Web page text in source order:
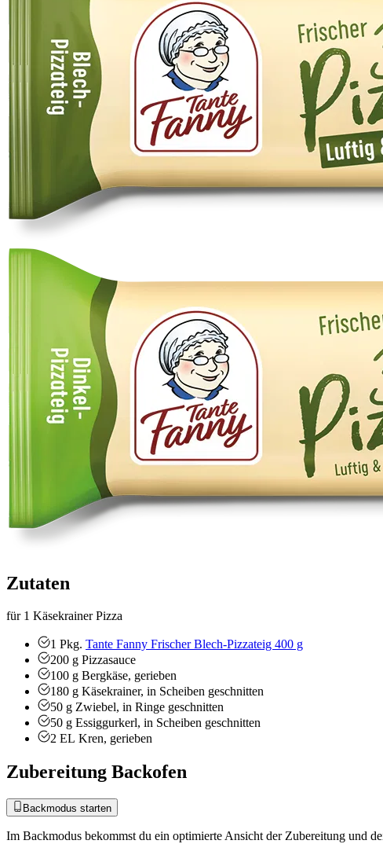
Zutaten
für 1 Käsekrainer Pizza
1 Pkg. Tante Fanny Frischer Blech-Pizzateig 400 g
200 g Pizzasauce
100 g Bergkäse, gerieben
180 g Käsekrainer, in Scheiben geschnitten
50 g Zwiebel, in Ringe geschnitten
50 g Essiggurkerl, in Scheiben geschnitten
2 EL Kren, gerieben
Zubereitung Backofen
Backmodus starten
Im Backmodus bekommst du ein optimierte Ansicht der Zubereitung und